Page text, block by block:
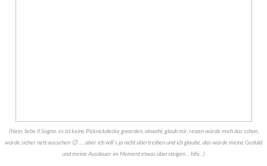
(Nein, liebe Il Sogno, es ist keine Picknickdecke gworden, obwohl, glaub mir, reizen würde mich das schon,
würde sicher nett aussehen 😉 …. aber ich will`s ja nicht übertreiben und ich glaube, das würde meine Geduld
und meine Ausdauer im Moment etwas übersteigen… hihi…)